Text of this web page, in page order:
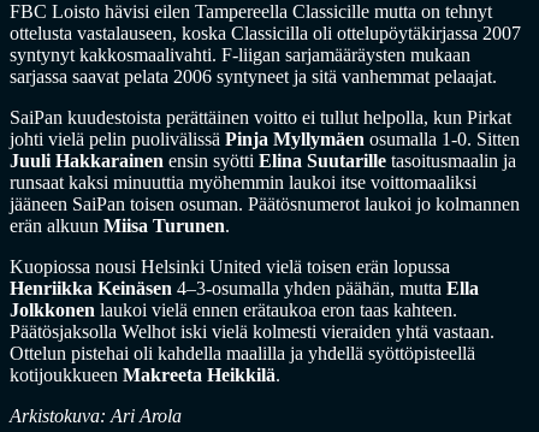
FBC Loisto hävisi eilen Tampereella Classicille mutta on tehnyt
ottelusta vastalauseen, koska Classicilla oli ottelupöytäkirjassa 2007
syntynyt kakkosmaalivahti. F-liigan sarjamääräysten mukaan
sarjassa saavat pelata 2006 syntyneet ja sitä vanhemmat pelaajat.
SaiPan kuudestoista perättäinen voitto ei tullut helpolla, kun Pirkat
johti vielä pelin puolivälissä Pinja Myllymäen osumalla 1-0. Sitten
Juuli Hakkarainen ensin syötti Elina Suutarille tasoitusmaalin ja
runsaat kaksi minuuttia myöhemmin laukoi itse voittomaaliksi
jääneen SaiPan toisen osuman. Päätösnumerot laukoi jo kolmannen
erän alkuun Miisa Turunen.
Kuopiossa nousi Helsinki United vielä toisen erän lopussa
Henriikka Keinäsen 4–3-osumalla yhden päähän, mutta Ella
Jolkkonen laukoi vielä ennen erätaukoa eron taas kahteen.
Päätösjaksolla Welhot iski vielä kolmesti vieraiden yhtä vastaan.
Ottelun pistehai oli kahdella maalilla ja yhdellä syöttöpisteellä
kotijoukkueen Makreeta Heikkilä.
Arkistokuva: Ari Arola